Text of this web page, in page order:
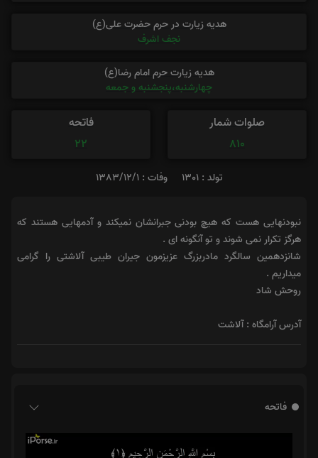
هدیه زیارت در حرم حضرت علی(ع)
نجف اشرف
هدیه زیارت حرم امام رضا(ع)
چهارشنبه،پنجشنبه و جمعه
صلوات شمار
810
فاتحه
22
تولد : 1301 وفات : 1383/12/1
نبودنهایی هست که هیچ بودنی جبرانشان نمیکند و آدمهایی هستند که
هرگز تکرار نمی شوند و تو آنگونه ای .
شانزدهمین سالگرد مادربزرگ عزیزمون جیران طیبی آلاشتی را گرامی
میداریم .
روحش شاد
آدرس آرامگاه : آلاشت
فاتحه